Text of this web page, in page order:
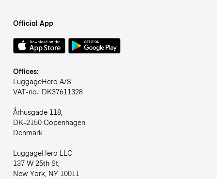
Official App
Offices:
LuggageHero A/S
VAT-no.: DK37611328
Århusgade 118,
DK-2150 Copenhagen
Denmark
LuggageHero LLC
137 W 25th St,
New York, NY 10011